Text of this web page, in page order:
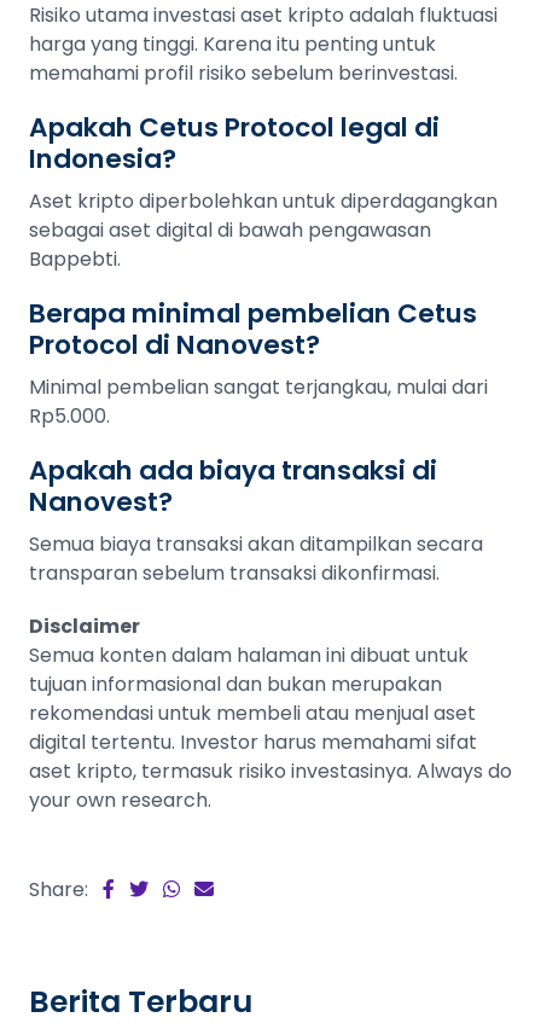
Risiko utama investasi aset kripto adalah fluktuasi
harga yang tinggi. Karena itu penting untuk
memahami profil risiko sebelum berinvestasi.
Apakah Cetus Protocol legal di
Indonesia?
Aset kripto diperbolehkan untuk diperdagangkan
sebagai aset digital di bawah pengawasan
Bappebti.
Berapa minimal pembelian Cetus
Protocol di Nanovest?
Minimal pembelian sangat terjangkau, mulai dari
Rp5.000.
Apakah ada biaya transaksi di
Nanovest?
Semua biaya transaksi akan ditampilkan secara
transparan sebelum transaksi dikonfirmasi.
Disclaimer
Semua konten dalam halaman ini dibuat untuk
tujuan informasional dan bukan merupakan
rekomendasi untuk membeli atau menjual aset
digital tertentu. Investor harus memahami sifat
aset kripto, termasuk risiko investasinya. Always do
your own research.
Share:
Berita Terbaru